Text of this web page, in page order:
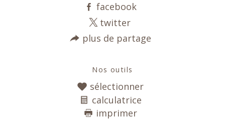
facebook
twitter
plus de partage
Nos outils
sélectionner
calculatrice
imprimer